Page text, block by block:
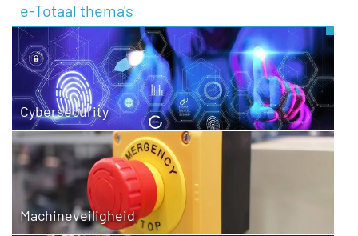
e-Totaal thema's
Cybersecurity
Machineveiligheid